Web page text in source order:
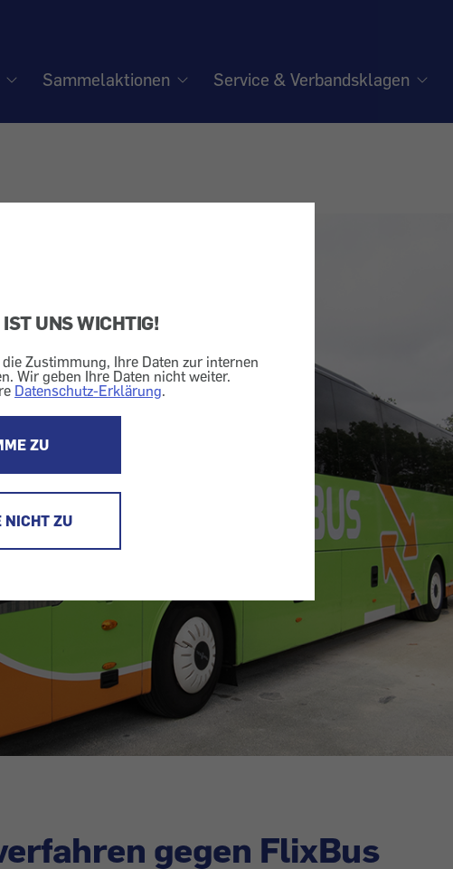
UNS WICHTIG!
Zustimmung, Ihre Daten zur internen
Wir geben Ihre Daten nicht weiter.
Datenschutz-Erklärung.
ZU
NICHT ZU
Sammelaktionen Service & Verbandsklagen
gegen FlixBus